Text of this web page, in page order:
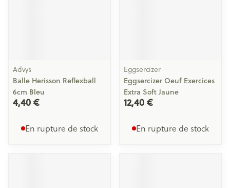
Advys
Balle Herisson Reflexball
6cm Bleu
4,40 €
En rupture de stock
Eggsercizer
Eggsercizer Oeuf Exercices
Extra Soft Jaune
12,40 €
En rupture de stock